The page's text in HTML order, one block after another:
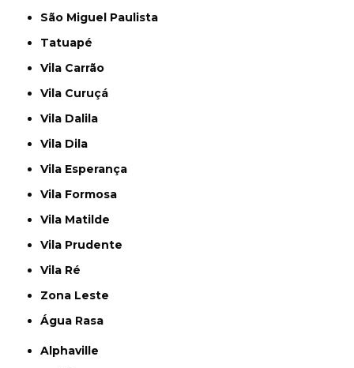
São Miguel Paulista
Tatuapé
Vila Carrão
Vila Curuçá
Vila Dalila
Vila Dila
Vila Esperança
Vila Formosa
Vila Matilde
Vila Prudente
Vila Ré
Zona Leste
Água Rasa
Alphaville